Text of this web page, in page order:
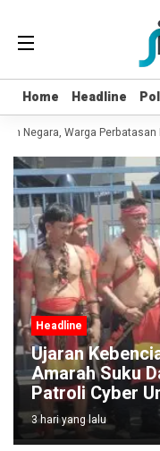
Home Headline
Home Headline
Negara, Warga Perbatasan RI
Headline
Ujaran
Amarah Suku
Patroli Cyber
3 hari yang lalu